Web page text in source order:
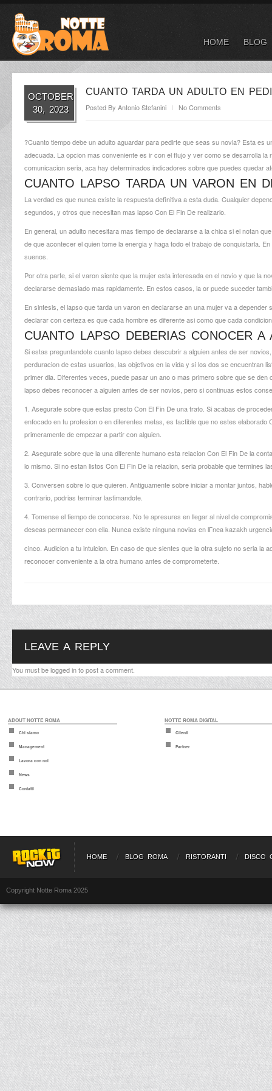
HOME BLOG
OCTOBER
30, 2023
CUANTO TARDA UN ADULTO EN
Posted By Antonio Stefanini No Comments
?Cuanto tiempo debe un adulto aguardar para pedirte que seas su novia? Esta
adecuada. La opcion mas conveniente es ir con el flujo y ver como se desarrolla
comunicacion seria, aca hay determinados indicadores sobre que puedes quedar
CUANTO LAPSO TARDA UN VARON EN
La verdad es que nunca existe la respuesta definitiva a esta duda. Cualquier
segundos, y otros que necesitan mas lapso Con El Fin De realizarlo.
En general, un adulto necesitara mas tiempo de declararse a la chica si el notan
de que acontecer el quien tome la energia y haga todo el trabajo de conquistarla.
suenos.
Por otra parte, si el varon siente que la mujer esta interesada en el novio y que la
declararse demasiado mas rapidamente. En estos casos, la or puede suceder
En sintesis, el lapso que tarda un varon en declararse an una mujer va a
declarar con certeza es que cada hombre es diferente asi­ como que cada
CUANTO LAPSO DEBERIAS CONOCER
Si estas preguntandote cuanto lapso debes descubrir a alguien antes de ser
perduracion de estas usuarios, las objetivos en la vida y si los dos se encuentran
primer dia. Diferentes veces, puede pasar un ano o mas primero sobre que se
lapso debes reconocer a alguien antes de ser novios, pero si continuas estos
1. Asegurate sobre que estas presto Con El Fin De una trato. Si acabas de
enfocado en tu profesion o en diferentes metas, es factible que no estes
primeramente de empezar a partir con alguien.
2. Asegurate sobre que la una diferente humano esta relacion Con El Fin De la
lo mismo. Si no estan listos Con El Fin De la relacion, seri­a probable que termines
3. Conversen sobre lo que quieren. Antiguamente sobre iniciar a montar juntos,
contrario, podrias terminar lastimandote.
4. Tomense el tiempo de conocerse. No te apresures en llegar al nivel de
deseas permanecer con ella. Nunca existe ningunanovias en lГ­nea kazakh
cinco. Audicion a tu intuicion. En caso de que sientes que la otra sujeto no seri­a la
reconocer conveniente a la otra humano antes de comprometerte.
LEAVE A REPLY
You must belogged into post a comment.
ABOUT NOTTE ROMA
Chi siamo
Management
Lavora con noi
News
Contatti
NOTTE ROMA DIGITAL
Clienti
Partner
HOME BLOG ROMA RISTORANTI DISCO
Copyright Notte Roma 2025